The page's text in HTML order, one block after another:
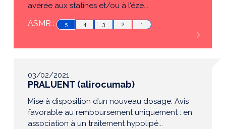
avérée aux statines et/ou à l’ézé...
ASMR : 5 4 3 2 1
03/02/2021
PRALUENT (alirocumab)
Mise à disposition d’un nouveau dosage. Avis
favorable au remboursement uniquement : en
association à un traitement hypolipé...